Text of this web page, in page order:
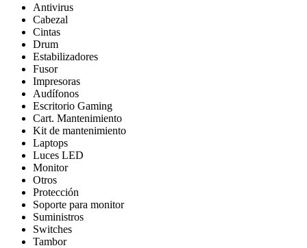
Antivirus
Cabezal
Cintas
Drum
Estabilizadores
Fusor
Impresoras
Audífonos
Escritorio Gaming
Cart. Mantenimiento
Kit de mantenimiento
Laptops
Luces LED
Monitor
Otros
Protección
Soporte para monitor
Suministros
Switches
Tambor